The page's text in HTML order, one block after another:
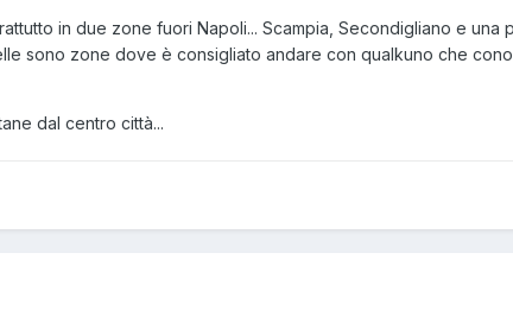
in due zone fuori Napoli... Scampia, Secondigliano e una
sono zone dove è consigliato andare con qualkuno che
dal centro città...